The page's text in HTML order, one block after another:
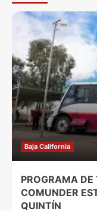
Baja California
PROGRAMA DE
COMUNDER
QUINTÍN